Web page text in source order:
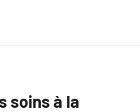
soins à la